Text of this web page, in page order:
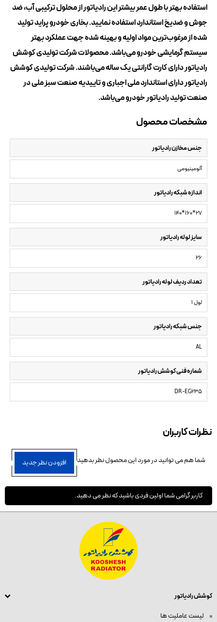
استفاده بهتر با طول عمر بیشتر این رادیاتور از محلول ترکیبی آب، ضد
جوش و ضد‌یخ استاندارد استفاده نمایید. بخاری خودرو پراید تولید
شده از مرغوب‌ترین مواد اولیه و بهینه شده جهت عملکرد بهتر
سیستم گرمایشی خودرو می‌باشد. محصولات شرکت تولیدی کوشش
رادیاتور دارای کارت گارانتی یک ساله می‌باشند. شرکت تولیدی کوشش
رادیاتور دارای استاندارد ملی اجباری و تاییدیه صنعت سبز ملی در
صنعت تولید رادیاتور خودرو می‌باشد.
مشخصات محصول
جنس مخازن رادیاتور
آلومینیومی
اندازه شبکه رادیاتور
140*160*27
سایز لوله رادیاتور
26
تعداد ردیف لوله رادیاتور
1 لول
جنس شبکه رادیاتور
AL
شماره فنی کوشش رادیاتور
DR-EG235
نظرات کاربران
شما هم می توانید در مورد این محصول نظر بدهید افزودن نظر جدید
کاربر گرامی شما اولین فردی باشید که نظر می دهید.
کوشش رادیاتور
لیست عاملیت ها